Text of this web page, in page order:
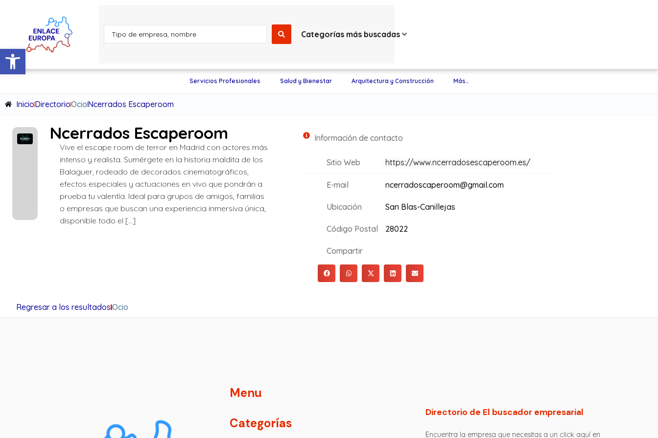
Abrir barra de herramientas
Categorías más buscadas
Servicios Profesionales Salud y Bienestar Arquitectura y Construcción Más…
InicioDirectorioOcioNcerrados Escaperoom
Ncerrados Escaperoom
Vive el escape room de terror en Madrid con actores más
intenso y realista. Sumérgete en la historia maldita de los
Balaguer, rodeado de decorados cinematográficos,
efectos especiales y actuaciones en vivo que pondrán a
prueba tu valentía. Ideal para grupos de amigos, familias
o empresas que buscan una experiencia inmersiva única,
disponible todo el […]
Información de contacto
Sitio Web https://www.ncerradosescaperoom.es/
E-mail ncerradoscaperoom@gmail.com
Ubicación San Blas-Canillejas
Código Postal 28022
Compartir
Regresar a los resultadosOcio
Menu
Categorías
Directorio de El buscador empresarial
Encuentra la empresa que necesitas a un click aquí en